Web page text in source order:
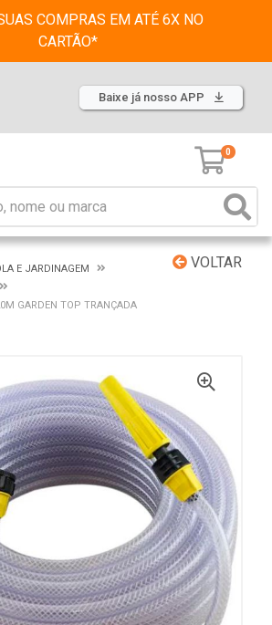
COMPRAS EM ATÉ 6X NO
CARTÃO*
Baixe já nosso APP
0
VOLTAR
E JARDINAGEM
GARDEN TOP TRANÇADA